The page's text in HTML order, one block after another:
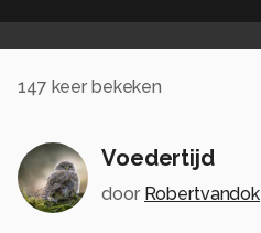
147 keer bekeken
Voedertijd
door Robertvandok